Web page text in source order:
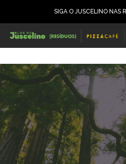
SIGA O JUSCELINO NAS